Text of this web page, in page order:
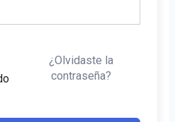
¿Olvidaste la
contraseña?